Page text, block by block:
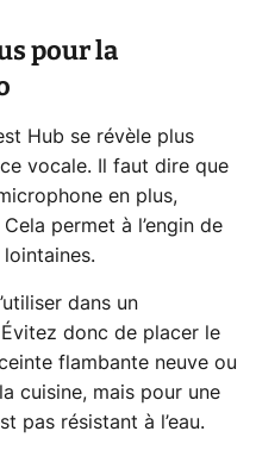
pour la
Hub se révèle plus
vocale. Il faut dire que
en plus,
permet à l’engin de
dans un
donc de placer le
flambante neuve ou
cuisine, mais pour une
pas résistant à l’eau.